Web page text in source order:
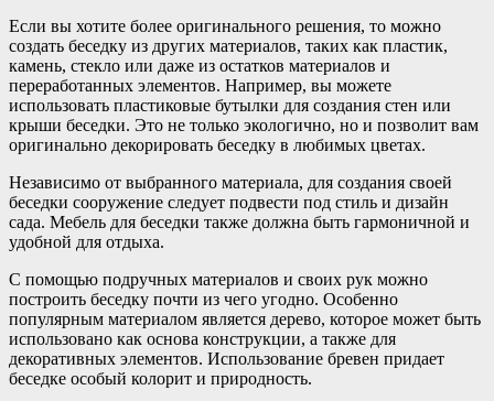
Если вы хотите более оригинального решения, то можно
создать беседку из других материалов, таких как пластик,
камень, стекло или даже из остатков материалов и
переработанных элементов. Например, вы можете
использовать пластиковые бутылки для создания стен или
крыши беседки. Это не только экологично, но и позволит вам
оригинально декорировать беседку в любимых цветах.
Независимо от выбранного материала, для создания своей
беседки сооружение следует подвести под стиль и дизайн
сада. Мебель для беседки также должна быть гармоничной и
удобной для отдыха.
С помощью подручных материалов и своих рук можно
построить беседку почти из чего угодно. Особенно
популярным материалом является дерево, которое может быть
использовано как основа конструкции, а также для
декоративных элементов. Использование бревен придает
беседке особый колорит и природность.